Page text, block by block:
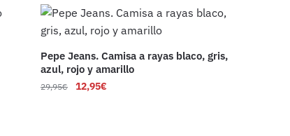
Pepe Jeans. Camisa a rayas blaco, gris,
azul, rojo y amarillo
29,95€ 12,95€